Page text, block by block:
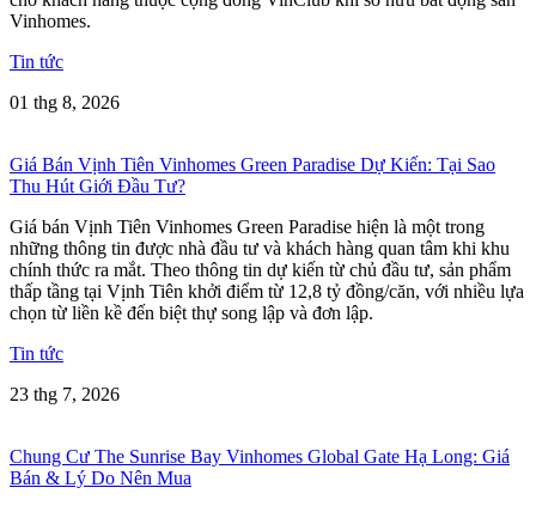
Vinhomes.
Tin tức
01 thg 8, 2026
Giá Bán Vịnh Tiên Vinhomes Green Paradise Dự Kiến: Tại Sao
Thu Hút Giới Đầu Tư?
Giá bán Vịnh Tiên Vinhomes Green Paradise hiện là một trong
những thông tin được nhà đầu tư và khách hàng quan tâm khi khu
chính thức ra mắt. Theo thông tin dự kiến từ chủ đầu tư, sản phẩm
thấp tầng tại Vịnh Tiên khởi điểm từ 12,8 tỷ đồng/căn, với nhiều lựa
chọn từ liền kề đến biệt thự song lập và đơn lập.
Tin tức
23 thg 7, 2026
Chung Cư The Sunrise Bay Vinhomes Global Gate Hạ Long: Giá
Bán & Lý Do Nên Mua